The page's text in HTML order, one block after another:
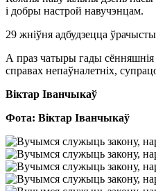
і добры настрой навучэнцам.
29 жніўня адбудзецца
А праз чатыры гады сённяшнія
справах непаўналетніх,
Віктар Іванчыкаў
Фота: Віктар Іванчыкаў